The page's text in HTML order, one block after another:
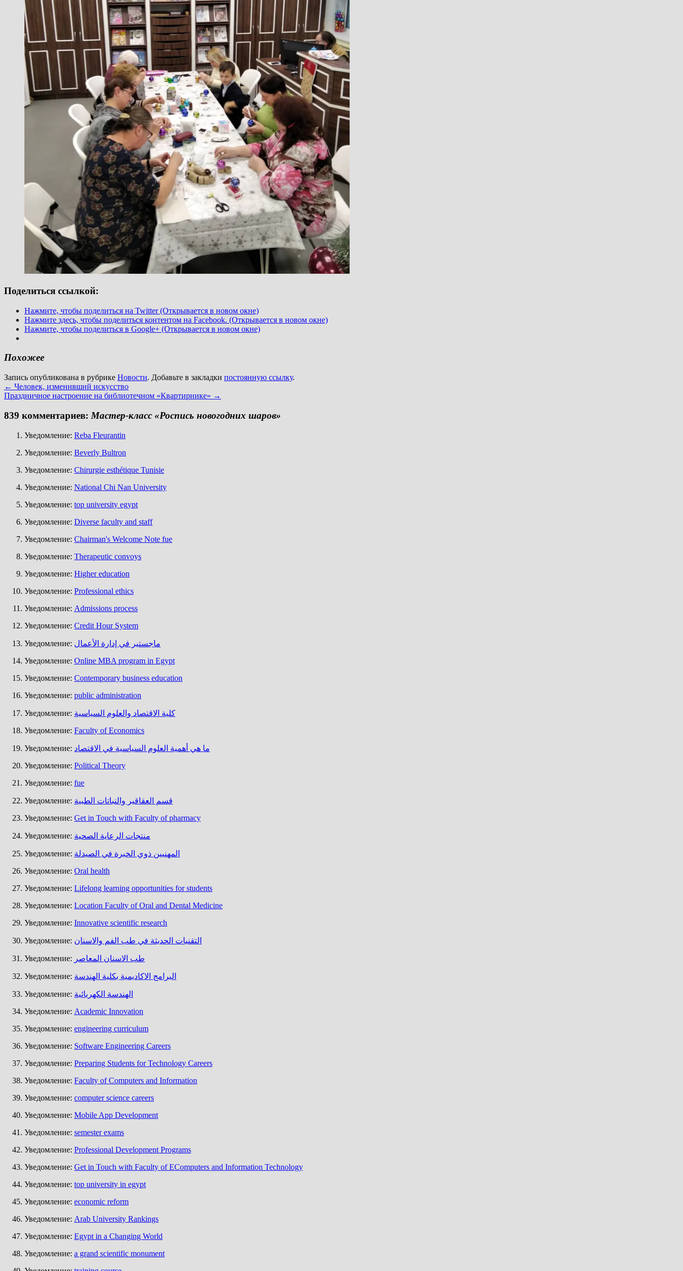
Поделиться ссылкой:
Нажмите, чтобы поделиться на Twitter (Открывается в новом окне)
Нажмите здесь, чтобы поделиться контентом на Facebook. (Открывается в новом окне)
Нажмите, чтобы поделиться в Google+ (Открывается в новом окне)
Похожее
Запись опубликована в рубрике Новости. Добавьте в закладки постоянную ссылку.
← Человек, изменивший искусство
Праздничное настроение на библиотечном «Квартирнике» →
839 комментариев: Мастер-класс «Роспись новогодних шаров»
Уведомление: Reba Fleurantin
Уведомление: Beverly Bultron
Уведомление: Chirurgie esthétique Tunisie
Уведомление: National Chi Nan University
Уведомление: top university egypt
Уведомление: Diverse faculty and staff
Уведомление: Chairman's Welcome Note fue
Уведомление: Therapeutic convoys
Уведомление: Higher education
Уведомление: Professional ethics
Уведомление: Admissions process
Уведомление: Credit Hour System
Уведомление: ماجستير في إدارة الأعمال
Уведомление: Online MBA program in Egypt
Уведомление: Contemporary business education
Уведомление: public administration
Уведомление: كلية الاقتصاد والعلوم السياسية
Уведомление: Faculty of Economics
Уведомление: ما هي أهمية العلوم السياسية في الاقتصاد
Уведомление: Political Theory
Уведомление: fue
Уведомление: قسم العقاقير والنباتات الطبية
Уведомление: Get in Touch with Faculty of pharmacy
Уведомление: منتجات الرعاية الصحية
Уведомление: المهنيين ذوي الخبرة في الصيدلة
Уведомление: Oral health
Уведомление: Lifelong learning opportunities for students
Уведомление: Location Faculty of Oral and Dental Medicine
Уведомление: Innovative scientific research
Уведомление: التقنيات الحديثة في طب الفم والاسنان
Уведомление: طب الاسنان المعاصر
Уведомление: البرامج الاكاديمية بكلية الهندسة
Уведомление: الهندسة الكهربائية
Уведомление: Academic Innovation
Уведомление: engineering curriculum
Уведомление: Software Engineering Careers
Уведомление: Preparing Students for Technology Careers
Уведомление: Faculty of Computers and Information
Уведомление: computer science careers
Уведомление: Mobile App Development
Уведомление: semester exams
Уведомление: Professional Development Programs
Уведомление: Get in Touch with Faculty of EComputers and Information Technology
Уведомление: top university in egypt
Уведомление: economic reform
Уведомление: Arab University Rankings
Уведомление: Egypt in a Changing World
Уведомление: a grand scientific monument